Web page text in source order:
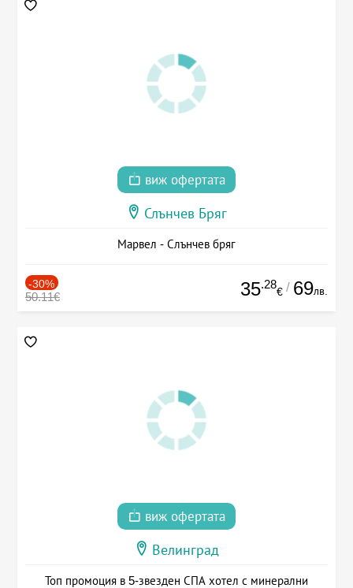
виж офертата
Слънчев Бряг
Марвел - Слънчев бряг
-30%
50.11€ 35.28
€ / 69лв.
виж офертата
Велинград
Топ промоция в 5-звезден СПА хотел с минерални